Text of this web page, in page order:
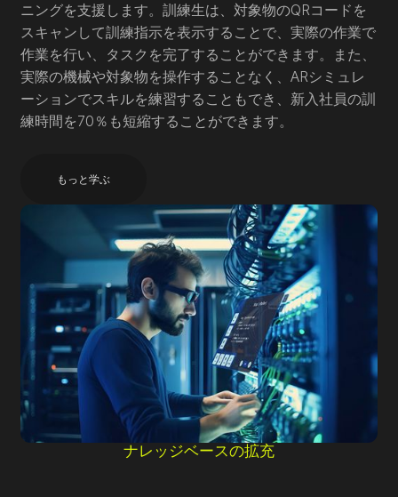
ナレッジベースの拡充
ニングを支援します。訓練生は、対象物のQRコードを
スキャンして訓練指示を表示することで、実際の作業で
作業を行い、タスクを完了することができます。また、
実際の機械や対象物を操作することなく、ARシミュレ
ーションでスキルを練習することもでき、新入社員の訓
練時間を70％も短縮することができます。
もっと学ぶ